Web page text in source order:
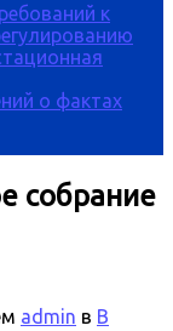
к
о фактах
собрание
admin в В